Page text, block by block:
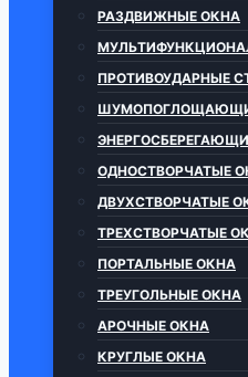
РАЗДВИЖНЫЕ ОКНА
ПРОТИВОУДАРНЫЕ
ОДНОСТВОРЧАТЫЕ
ДВУХСТВОРЧАТЫЕ
ТРЕХСТВОРЧАТЫЕ
ПОРТАЛЬНЫЕ ОКНА
ТРЕУГОЛЬНЫЕ ОКНА
АРОЧНЫЕ ОКНА
КРУГЛЫЕ ОКНА